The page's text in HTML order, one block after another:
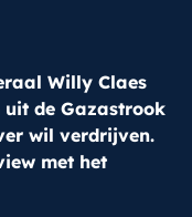
Willy Claes
de Gazastrook
wil verdrijven.
met het